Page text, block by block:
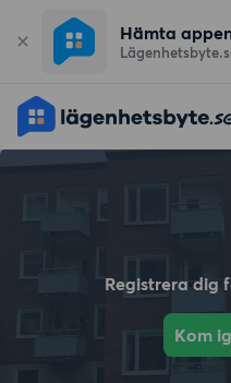
Hämta
Registrera dig
Kom